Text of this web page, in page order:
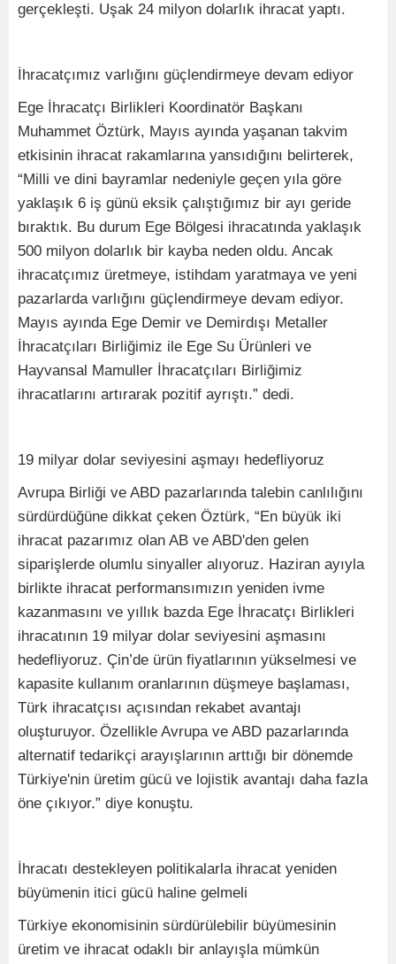
gerçekleşti. Uşak 24 milyon dolarlık ihracat yaptı.
İhracatçımız varlığını güçlendirmeye devam ediyor
Ege İhracatçı Birlikleri Koordinatör Başkanı
Muhammet Öztürk, Mayıs ayında yaşanan takvim
etkisinin ihracat rakamlarına yansıdığını belirterek,
“Milli ve dini bayramlar nedeniyle geçen yıla göre
yaklaşık 6 iş günü eksik çalıştığımız bir ayı geride
bıraktık. Bu durum Ege Bölgesi ihracatında yaklaşık
500 milyon dolarlık bir kayba neden oldu. Ancak
ihracatçımız üretmeye, istihdam yaratmaya ve yeni
pazarlarda varlığını güçlendirmeye devam ediyor.
Mayıs ayında Ege Demir ve Demirdışı Metaller
İhracatçıları Birliğimiz ile Ege Su Ürünleri ve
Hayvansal Mamuller İhracatçıları Birliğimiz
ihracatlarını artırarak pozitif ayrıştı.” dedi.
19 milyar dolar seviyesini aşmayı hedefliyoruz
Avrupa Birliği ve ABD pazarlarında talebin canlılığını
sürdürdüğüne dikkat çeken Öztürk, “En büyük iki
ihracat pazarımız olan AB ve ABD'den gelen
siparişlerde olumlu sinyaller alıyoruz. Haziran ayıyla
birlikte ihracat performansımızın yeniden ivme
kazanmasını ve yıllık bazda Ege İhracatçı Birlikleri
ihracatının 19 milyar dolar seviyesini aşmasını
hedefliyoruz. Çin’de ürün fiyatlarının yükselmesi ve
kapasite kullanım oranlarının düşmeye başlaması,
Türk ihracatçısı açısından rekabet avantajı
oluşturuyor. Özellikle Avrupa ve ABD pazarlarında
alternatif tedarikçi arayışlarının arttığı bir dönemde
Türkiye'nin üretim gücü ve lojistik avantajı daha fazla
öne çıkıyor.” diye konuştu.
İhracatı destekleyen politikalarla ihracat yeniden
büyümenin itici gücü haline gelmeli
Türkiye ekonomisinin sürdürülebilir büyümesinin
üretim ve ihracat odaklı bir anlayışla mümkün